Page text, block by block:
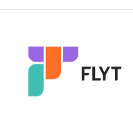
Flyt Foresatt